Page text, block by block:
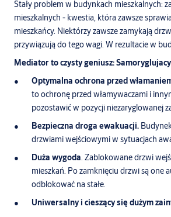
Stały problem w budynkach mieszkalnych:
mieszkalnych - kwestia, która zawsze
mieszkańcy. Niektórzy zawsze zamykają
przywiązują do tego wagi. W rezultacie w
Mediator to czysty geniusz:
Optymalna ochrona przed
to ochronę przed włamywaczami i
pozostawić w pozycji niezaryglowanej
Bezpieczna droga ewakuacji.
drzwiami wejściowymi w sytuacjach
Duża wygoda. Zablokowane drzwi
mieszkań. Po zamknięciu drzwi są
odblokować na stałe.
Uniwersalny i cieszący się dużym